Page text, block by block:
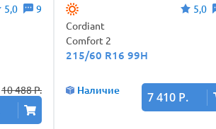
5,0
9
10 488 Р.
5,0
Cordiant
Comfort 2
215/60 R16 99H
Наличие 7 410 Р.